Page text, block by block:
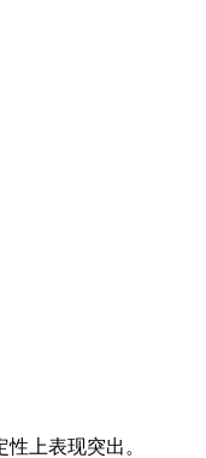
上表现突出。